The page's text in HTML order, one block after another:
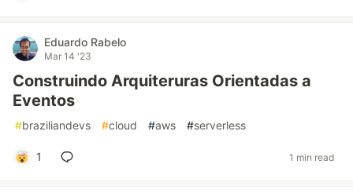
Eduardo Rabelo
Mar 14 '23
Construindo Arquiteruras Orientadas a
Eventos
#braziliandevs #cloud #aws #serverless
1 1 min read